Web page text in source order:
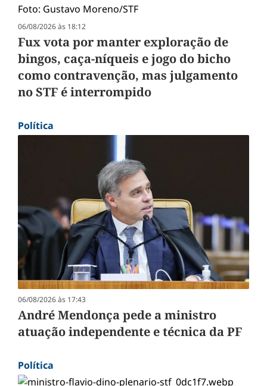
06/08/2026 às 18:12
Fux vota por manter exploração de
bingos, caça-níqueis e jogo do bicho
como contravenção, mas julgamento
no STF é interrompido
Política
06/08/2026 às 17:43
André Mendonça pede a ministro
atuação independente e técnica da PF
Política